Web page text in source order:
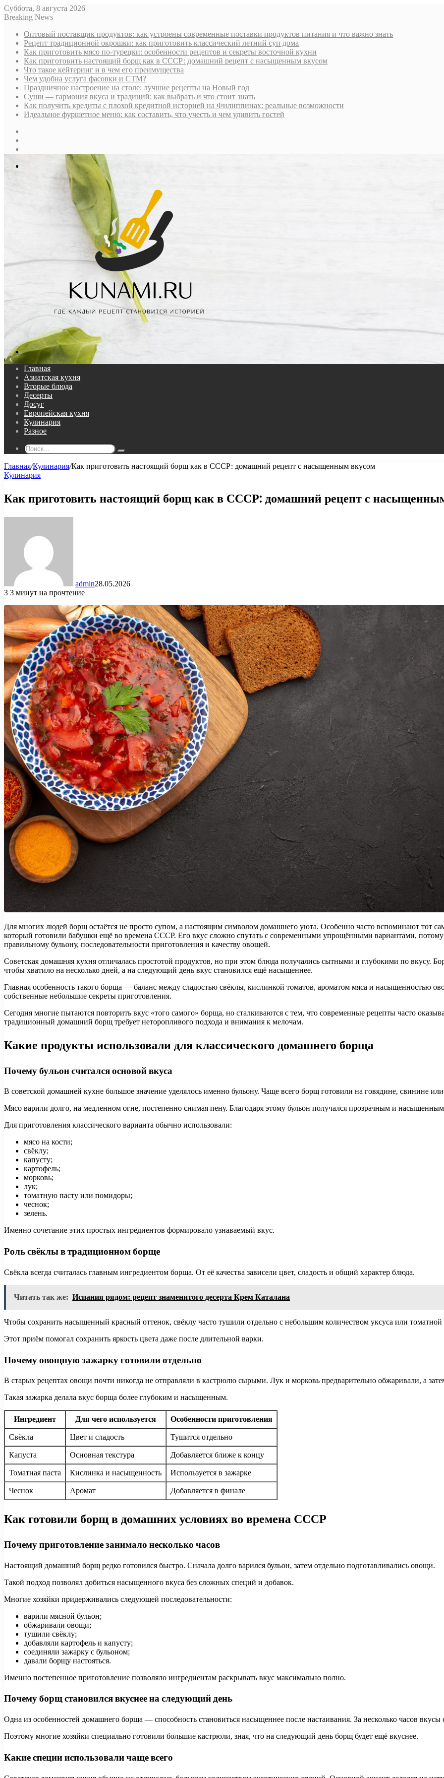
Суббота, 8 августа 2026
Breaking News
Оптовый поставщик продуктов: как устроены современные поставки продуктов питания и что важно знать
Рецепт традиционной окрошки: как приготовить классический летний суп дома
Как приготовить мясо по-турецки: особенности рецептов и секреты восточной кухни
Как приготовить настоящий борщ как в СССР: домашний рецепт с насыщенным вкусом
Что такое кейтеринг и в чем его преимущества
Чем удобна услуга фасовки и СТМ?
Праздничное настроение на столе: лучшие рецепты на Новый год
Суши — гармония вкуса и традиций: как выбрать и что стоит знать
Как получить кредиты с плохой кредитной историей на Филиппинах: реальные возможности
Идеальное фуршетное меню: как составить, что учесть и чем удивить гостей
Поиск...
Главная
Азиатская кухня
Вторые блюда
Десерты
Досуг
Европейская кухня
Кулинария
Разное
Поиск...
Главная/Кулинария/Как приготовить настоящий борщ как в СССР: домашний рецепт с насыщенным вкусом
Кулинария
Как приготовить настоящий борщ как в СССР: домашний рецепт с
admin28.05.2026
3 3 минут на прочтение
Для многих людей борщ остаётся не просто супом, а настоящим символом домашнего уюта. Особенно часто вспоминают тот
который готовили бабушки ещё во времена СССР. Его вкус сложно спутать с современными упрощёнными вариантами, потому
правильному бульону, последовательности приготовления и качеству овощей.
Советская домашняя кухня отличалась простотой продуктов, но при этом блюда получались сытными и глубокими по вкусу.
чтобы хватило на несколько дней, а на следующий день вкус становился ещё насыщеннее.
Главная особенность такого борща — баланс между сладостью свёклы, кислинкой томатов, ароматом мяса и насыщенностью
собственные небольшие секреты приготовления.
Сегодня многие пытаются повторить вкус «того самого» борща, но сталкиваются с тем, что современные рецепты часто
традиционный домашний борщ требует неторопливого подхода и внимания к мелочам.
Какие продукты использовали для классического домашнего борща
Почему бульон считался основой вкуса
В советской домашней кухне большое значение уделялось именно бульону. Чаще всего борщ готовили на говядине, свинине или
Мясо варили долго, на медленном огне, постепенно снимая пену. Благодаря этому бульон получался прозрачным и
Для приготовления классического варианта обычно использовали:
мясо на кости;
свёклу;
капусту;
картофель;
морковь;
лук;
томатную пасту или помидоры;
чеснок;
зелень.
Именно сочетание этих простых ингредиентов формировало узнаваемый вкус.
Роль свёклы в традиционном борще
Свёкла всегда считалась главным ингредиентом борща. От её качества зависели цвет, сладость и общий характер блюда.
Читать так же: Испания рядом: рецепт знаменитого десерта Крем Каталана
Чтобы сохранить насыщенный красный оттенок, свёклу часто тушили отдельно с небольшим количеством уксуса или томатной
Этот приём помогал сохранить яркость цвета даже после длительной варки.
Почему овощную зажарку готовили отдельно
В старых рецептах овощи почти никогда не отправляли в кастрюлю сырыми. Лук и морковь предварительно обжаривали, а
Такая зажарка делала вкус борща более глубоким и насыщенным.
Ингредиент Для чего используется Особенности приготовления
Свёкла Цвет и сладость Тушится отдельно
Капуста Основная текстура Добавляется ближе к концу
Томатная паста Кислинка и насыщенность Используется в зажарке
Чеснок Аромат Добавляется в финале
Как готовили борщ в домашних условиях во времена СССР
Почему приготовление занимало несколько часов
Настоящий домашний борщ редко готовился быстро. Сначала долго варился бульон, затем отдельно подготавливались овощи.
Такой подход позволял добиться насыщенного вкуса без сложных специй и добавок.
Многие хозяйки придерживались следующей последовательности:
варили мясной бульон;
обжаривали овощи;
тушили свёклу;
добавляли картофель и капусту;
соединяли зажарку с бульоном;
давали борщу настояться.
Именно постепенное приготовление позволяло ингредиентам раскрывать вкус максимально полно.
Почему борщ становился вкуснее на следующий день
Одна из особенностей домашнего борща — способность становиться насыщеннее после настаивания. За несколько часов
Поэтому многие хозяйки специально готовили большие кастрюли, зная, что на следующий день борщ будет ещё вкуснее.
Какие специи использовали чаще всего